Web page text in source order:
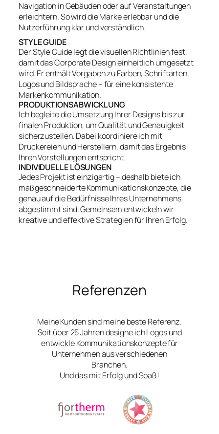
Navigation in Gebäuden oder auf Veranstaltungen
erleichtern. So wird die Marke erlebbar und die
Nutzerführung klar und verständlich.
STYLE GUIDE
Der Style Guide legt die visuellen Richtlinien fest,
damit das Corporate Design einheitlich umgesetzt
wird. Er enthält Vorgaben zu Farben, Schriftarten,
Logos und Bildsprache – für eine konsistente
Markenkommunikation.
PRODUKTIONSABWICKLUNG
Ich begleite die Umsetzung Ihrer Designs bis zur
finalen Produktion, um Qualität und Genauigkeit
sicherzustellen. Dabei koordiniere ich mit
Druckereien und Herstellern, damit das Ergebnis
Ihren Vorstellungen entspricht.
INDIVIDUELLE LÖSUNGEN
Jedes Projekt ist einzigartig – deshalb biete ich
maßgeschneiderte Kommunikationskonzepte, die
genau auf die Bedürfnisse Ihres Unternehmens
abgestimmt sind. Gemeinsam entwickeln wir
kreative und effektive Strategien für Ihren Erfolg.
Referenzen
Meine Kunden sind meine beste Referenz.
Seit über 25 Jahren designe ich Logos und
entwickle Kommunikationskonzepte für
Unternehmen aus verschiedenen
Branchen.
Und das mit Erfolg und Spaß!